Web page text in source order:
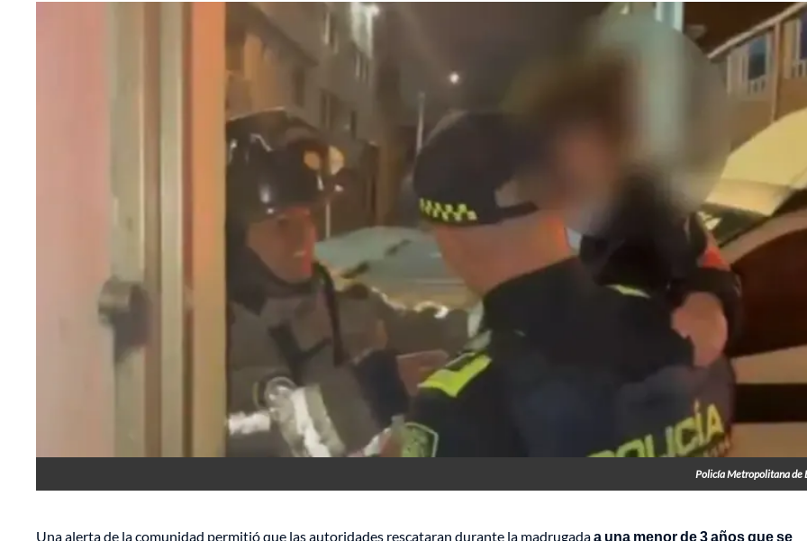
Policía Metropolitana de
Una alerta de la comunidad permitió que las autoridades rescataran durante la madrugadaa una menor de 3 años que se